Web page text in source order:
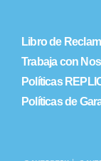
Libro de
Trabaja con
Políticas
Políticas de